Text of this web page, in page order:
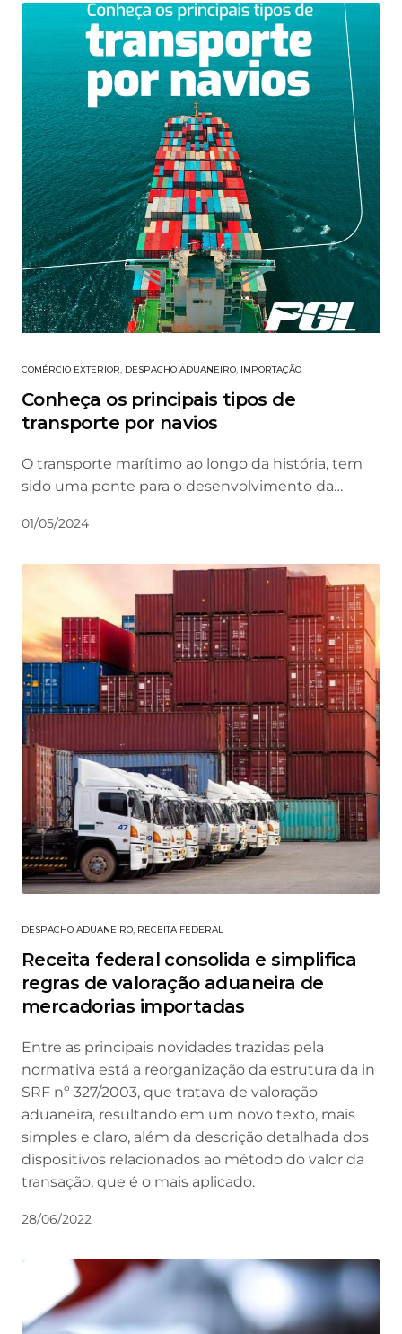
COMÉRCIO EXTERIOR, DESPACHO ADUANEIRO, IMPORTAÇÃO
Conheça os principais tipos de
transporte por navios
O transporte marítimo ao longo da história, tem
sido uma ponte para o desenvolvimento da…
01/05/2024
DESPACHO ADUANEIRO, RECEITA FEDERAL
Receita federal consolida e simplifica
regras de valoração aduaneira de
mercadorias importadas
Entre as principais novidades trazidas pela
normativa está a reorganização da estrutura da in
SRF nº 327/2003, que tratava de valoração
aduaneira, resultando em um novo texto, mais
simples e claro, além da descrição detalhada dos
dispositivos relacionados ao método do valor da
transação, que é o mais aplicado.
28/06/2022